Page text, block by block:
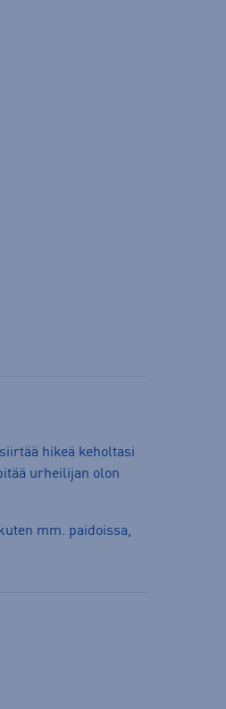
hikeä keholtasi
urheilijan olon
mm. paidoissa,